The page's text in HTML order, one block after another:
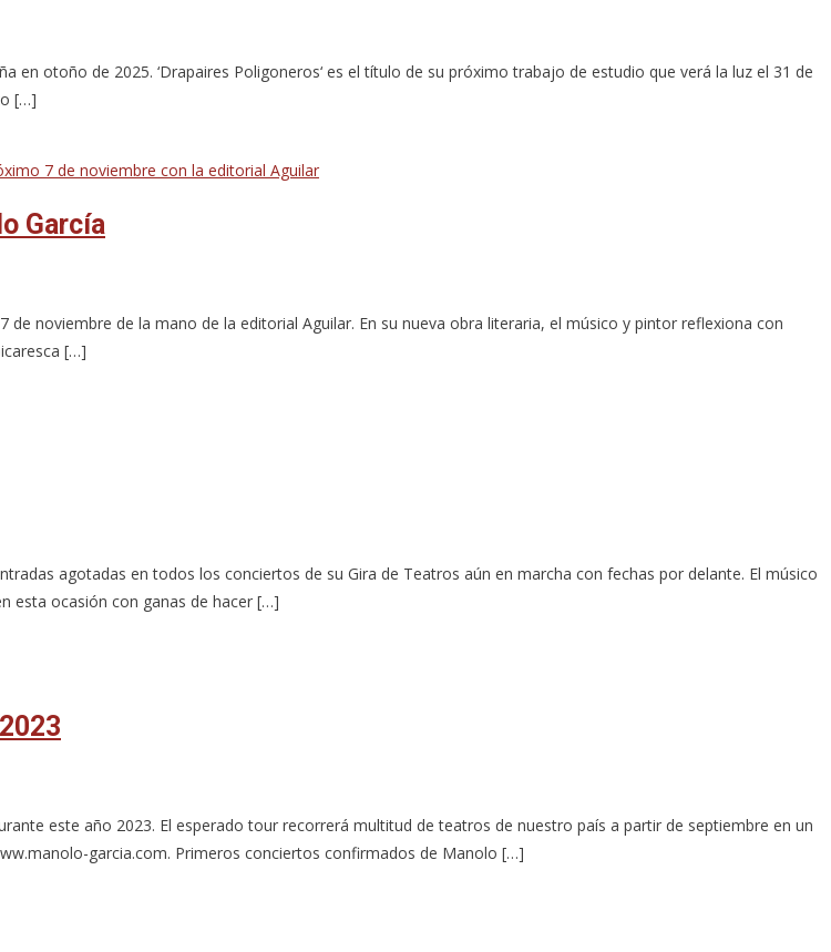
otoño de 2025. ‘Drapaires Poligoneros‘ es el título de su próximo trabajo de estudio que verá la luz el 31 de
[…]
García
de noviembre de la mano de la editorial Aguilar. En su nueva obra literaria, el músico y pintor reflexiona con
[…]
agotadas en todos los conciertos de su Gira de Teatros aún en marcha con fechas por delante. El músico
esta ocasión con ganas de hacer […]
este año 2023. El esperado tour recorrerá multitud de teatros de nuestro país a partir de septiembre en un
garcia.com. Primeros conciertos confirmados de Manolo […]